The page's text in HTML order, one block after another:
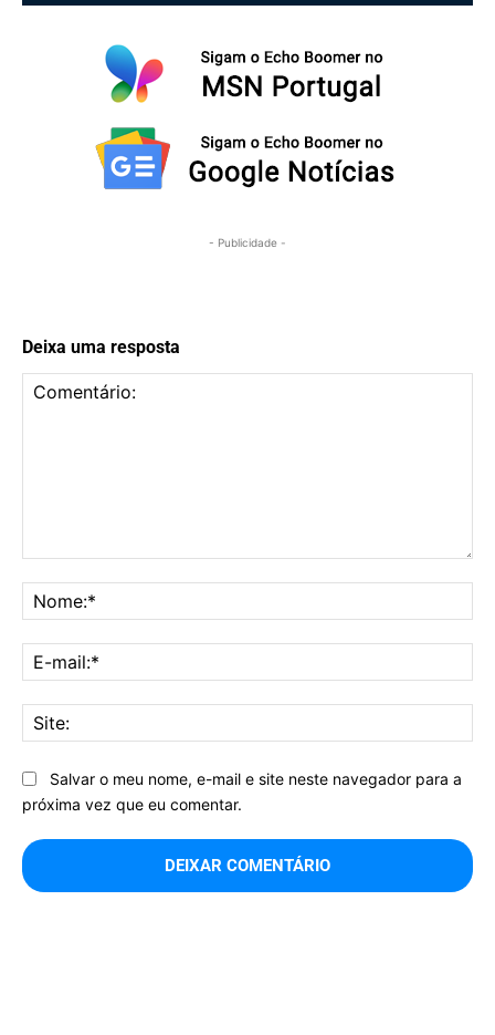
- Publicidade -
Deixa uma resposta
Salvar o meu nome, e-mail e site neste navegador para a
próxima vez que eu comentar.